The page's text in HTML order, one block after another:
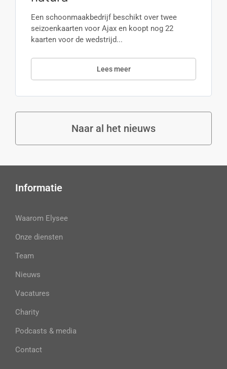
Een schoonmaakbedrijf beschikt over twee
seizoenkaarten voor Ajax en koopt nog 22
kaarten voor de wedstrijd...
Lees meer
Naar al het nieuws
Informatie
Waarom Elysee
Onze diensten
Team
Nieuws
Vacatures
Charity
Podcasts & media
Contact